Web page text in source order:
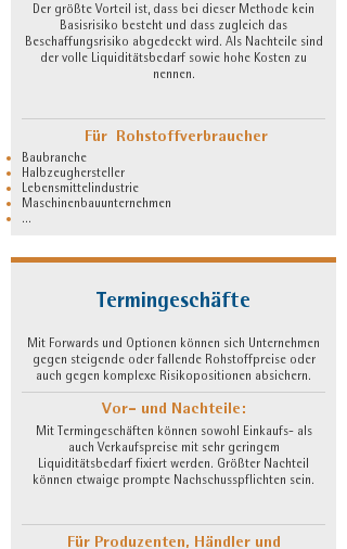
Der größte Vorteil ist, dass bei dieser Methode kein
Basisrisiko besteht und dass zugleich das
Beschaffungsrisiko abgedeckt wird. Als Nachteile sind
der volle Liquiditätsbedarf sowie hohe Kosten zu
nennen.
Für Rohstoffverbraucher
Baubranche
Halbzeughersteller
Lebensmittelindustrie
Maschinenbauunternehmen
...
Termingeschäfte
Mit Forwards und Optionen können sich Unternehmen
gegen steigende oder fallende Rohstoffpreise oder
auch gegen komplexe Risikopositionen absichern.
Vor- und Nachteile:
Mit Termingeschäften können sowohl Einkaufs- als
auch Verkaufspreise mit sehr geringem
Liquiditätsbedarf fixiert werden. Größter Nachteil
können etwaige prompte Nachschusspflichten sein.
Für Produzenten, Händler und